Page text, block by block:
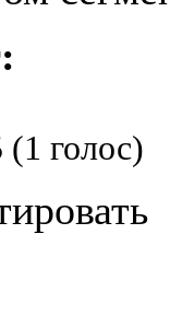
(1 голос)